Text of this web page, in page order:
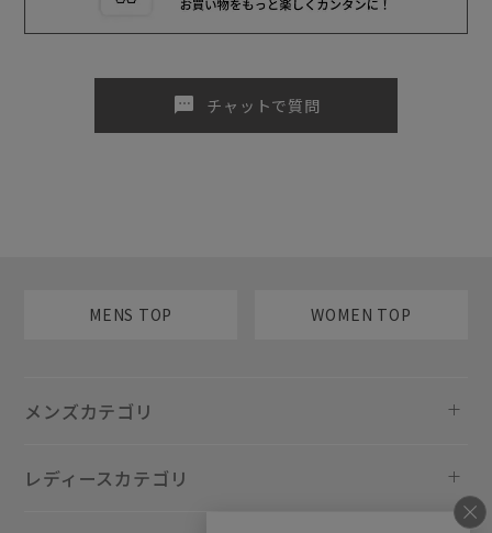
sms チャットで質問
MENS TOP WOMEN TOP
メンズカテゴリ
レディースカテゴリ